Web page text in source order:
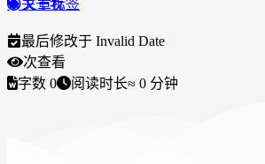
文章标签
关于我
最后修改于 Invalid Date
次查看
字数 0 阅读时长≈ 0 分钟